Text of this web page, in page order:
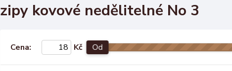
zipy kovové nedělitelné No 3
Cena: Kč Od